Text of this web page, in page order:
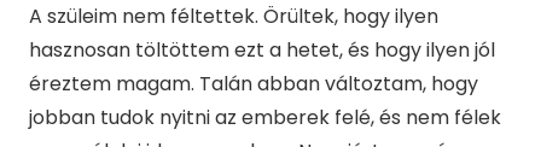
A szüleim nem féltettek. Örültek, hogy ilyen
hasznosan töltöttem ezt a hetet, és hogy ilyen jól
éreztem magam. Talán abban változtam, hogy
jobban tudok nyitni az emberek felé, és nem félek